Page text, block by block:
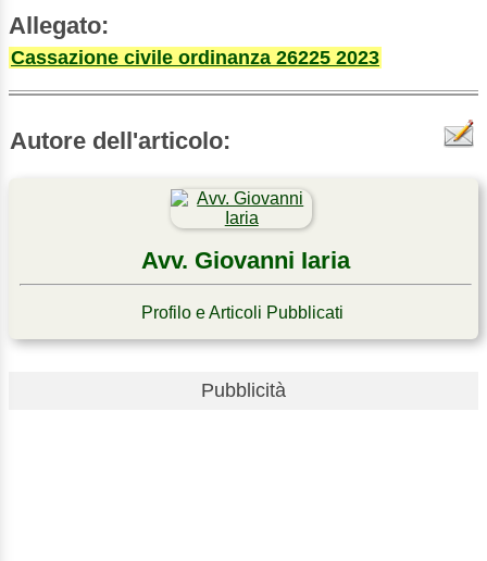
Allegato:
Cassazione civile ordinanza 26225 2023
Autore dell'articolo:
Avv. Giovanni Iaria
Profilo e Articoli Pubblicati
Pubblicità